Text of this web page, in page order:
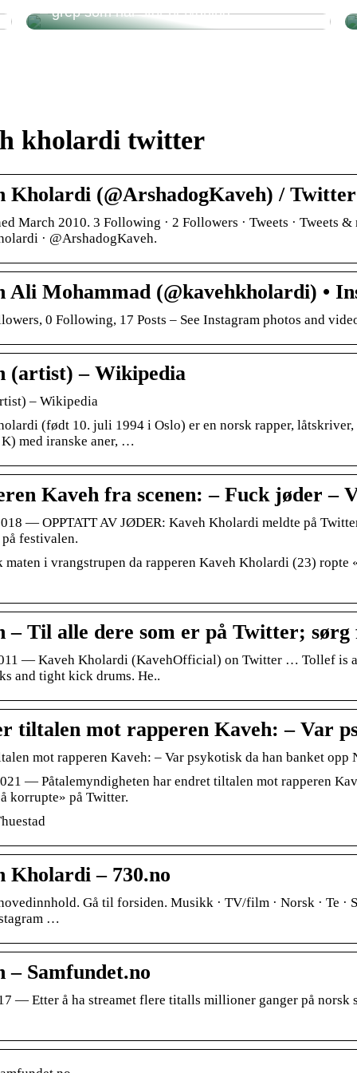
– grep som har stor betydning
kholardi twitter
Kholardi (@ArshadogKaveh) / Twitter
March 2010. 3 Following · 2 Followers · Tweets · Tweets
· @ArshadogKaveh.
Ali Mohammad (@kavehkholardi) •
0 Following, 17 Posts – See Instagram photos and
(artist) – Wikipedia
– Wikipedia
(født 10. juli 1994 i Oslo) er en norsk rapper,
med iranske aner, …
Kaveh fra scenen: – Fuck jøder –
— OPPTATT AV JØDER: Kaveh Kholardi meldte på
festivalen.
maten i vrangstrupen da rapperen Kaveh Kholardi (23)
– Til alle dere som er på Twitter;
— Kaveh Kholardi (KavehOfficial) on Twitter … Tollef is
and tight kick drums. He..
tiltalen mot rapperen Kaveh: – Var
mot rapperen Kaveh: – Var psykotisk da han banket
— Påtalemyndigheten har endret tiltalen mot rapperen
korrupte» på Twitter.
Kholardi – 730.no
Gå til forsiden. Musikk · TV/film · Norsk · Te ·
…
– Samfundet.no
— Etter å ha streamet flere titalls millioner ganger på